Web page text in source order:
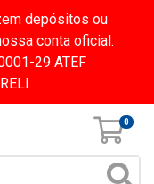
depósitos ou
conta oficial.
29 ATEF
0